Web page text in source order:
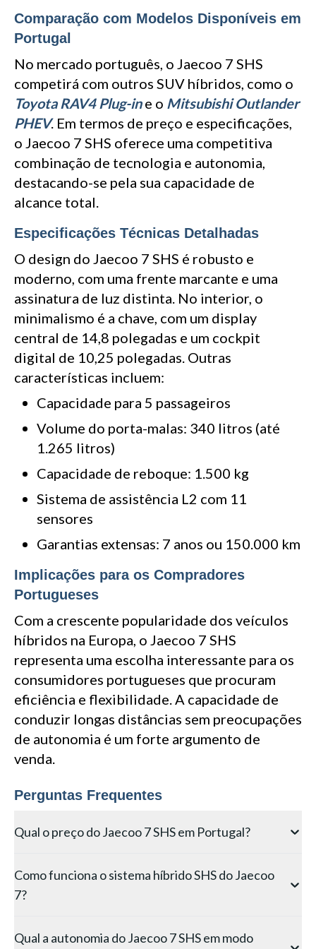
Comparação com Modelos Disponíveis em
Portugal
No mercado português, o Jaecoo 7 SHS
competirá com outros SUV híbridos, como o
Toyota RAV4 Plug-ine o Mitsubishi Outlander
PHEV. Em termos de preço e especificações,
o Jaecoo 7 SHS oferece uma competitiva
combinação de tecnologia e autonomia,
destacando-se pela sua capacidade de
alcance total.
Especificações Técnicas Detalhadas
O design do Jaecoo 7 SHS é robusto e
moderno, com uma frente marcante e uma
assinatura de luz distinta. No interior, o
minimalismo é a chave, com um display
central de 14,8 polegadas e um cockpit
digital de 10,25 polegadas. Outras
características incluem:
Capacidade para 5 passageiros
Volume do porta-malas: 340 litros (até
1.265 litros)
Capacidade de reboque: 1.500 kg
Sistema de assistência L2 com 11
sensores
Garantias extensas: 7 anos ou 150.000 km
Implicações para os Compradores
Portugueses
Com a crescente popularidade dos veículos
híbridos na Europa, o Jaecoo 7 SHS
representa uma escolha interessante para os
consumidores portugueses que procuram
eficiência e flexibilidade. A capacidade de
conduzir longas distâncias sem preocupações
de autonomia é um forte argumento de
venda.
Perguntas Frequentes
Qual o preço do Jaecoo 7 SHS em Portugal?
preços a partir de 38.900 €. O modelo é
comercializado através da JAP, importador oficial das
Como funciona o sistema híbrido SHS do Jaecoo
7?
motor 1.5 turbo a gasolina de 105 kW com um motor
Qual a autonomia do Jaecoo 7 SHS em modo